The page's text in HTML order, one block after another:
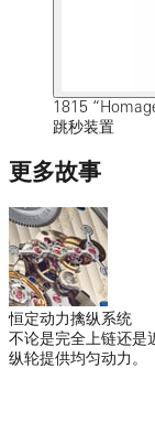
1815
跳秒装置
更多故事
恒定动力擒纵系统
不论是完全上链还是
纵轮提供均匀动力。